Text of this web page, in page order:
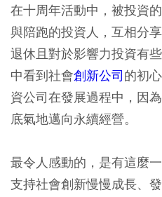
在十周年活動中，被投資
與陪跑的投資人，互相分
退休且對於影響力投資有
中看到社會創新公司的初
資公司在發展過程中，因
底氣地邁向永續經營。
最令人感動的，是有這麼
支持社會創新慢慢成長、